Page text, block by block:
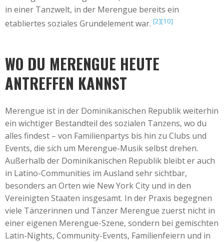
in einer Tanzwelt, in der Merengue bereits ein
etabliertes soziales Grundelement war. [2][10]
WO DU MERENGUE HEUTE
ANTREFFEN KANNST
Merengue ist in der Dominikanischen Republik weiterhin
ein wichtiger Bestandteil des sozialen Tanzens, wo du
alles findest – von Familienpartys bis hin zu Clubs und
Events, die sich um Merengue-Musik selbst drehen.
Außerhalb der Dominikanischen Republik bleibt er auch
in Latino-Communities im Ausland sehr sichtbar,
besonders an Orten wie New York City und in den
Vereinigten Staaten insgesamt. In der Praxis begegnen
viele Tänzerinnen und Tänzer Merengue zuerst nicht in
einer eigenen Merengue-Szene, sondern bei gemischten
Latin-Nights, Community-Events, Familienfeiern und in